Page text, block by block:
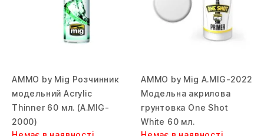
AMMO by Mig Розчинник
модельний Acrylic
Thinner 60 мл. (A.MIG-
2000)
AMMO by Mig A.MIG-2022
Модельна акрилова
грунтовка One Shot
White 60 мл.